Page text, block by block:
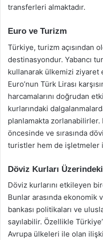
transferleri almaktadır.
Euro ve Turizm
Türkiye, turizm açısından
destinasyondur. Yabancı
kullanarak ülkemizi ziyaret
Euro’nun Türk Lirası
harcamalarını doğrudan
kurlarındaki
planlamakta zorlanabilirler.
öncesinde ve sırasında
turistler hem de işletmeler
Döviz Kurları
Döviz kurlarını etkileyen
Bunlar arasında ekonomik
bankası politikaları ve
sayılabilir. Özellikle
Avrupa ülkeleri ile olan